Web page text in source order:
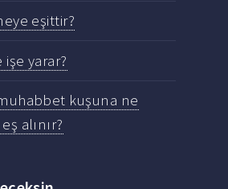
eşittir?
işe yarar?
kuşuna ne
alınır?